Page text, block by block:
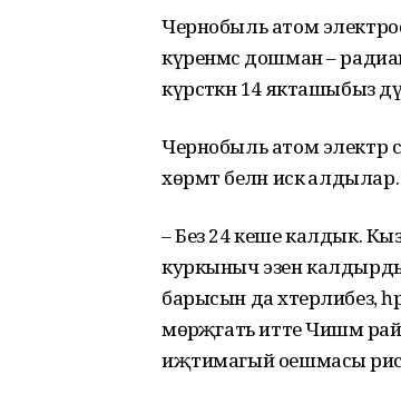
Чернобыль атом
күренмәс дошман –
күрсәткән 14 якташыбыз
Чернобыль атом электр
хөрмәт белән искә алдылар.
– Без 24 кеше калдык.
куркыныч эзен калдырды,
барысын да хәтерлибез,
мөрәҗәгать итте Чишмә
иҗтимагый оешмасы